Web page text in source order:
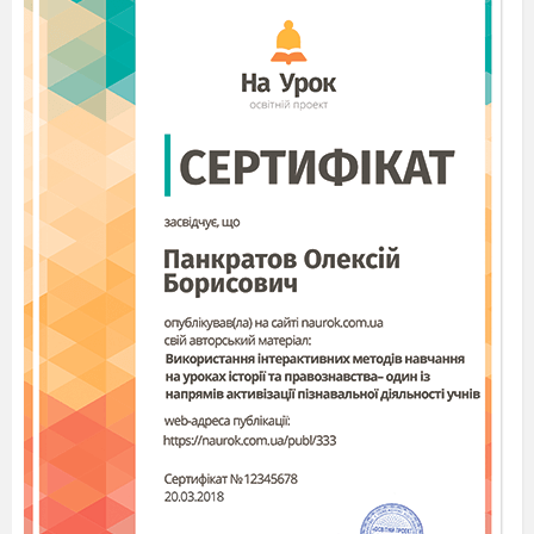
Заберу одну на свято.
Ведуча:
Мишка ось ялиночку
Щонайвища, що найгарнішу,
Залишайся святкувати свято разом з нами.
Ведуча:Аж тут знову-
Рип-рип по сніжку,
Топірець лежить в мішку,
Вушка визирають -
Зайчик поспішає.
Зайчик:Новий рік! Оце так свято!
Буде радощів багато.
Без ялинки, кожен знає
Свята цього не буває.
Ведуча:
Зайчики гарненький залишайся з
нами свято зустрічати
Під музику виходить червона шапочка
Червона шапочка.
червона в мене